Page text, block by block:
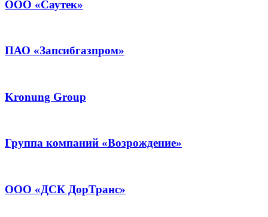
ООО «Саутек»
ПАО «Запсибгазпром»
Kronung Group
Группа компаний «Возрождение»
ООО «ДСК ДорТранс»